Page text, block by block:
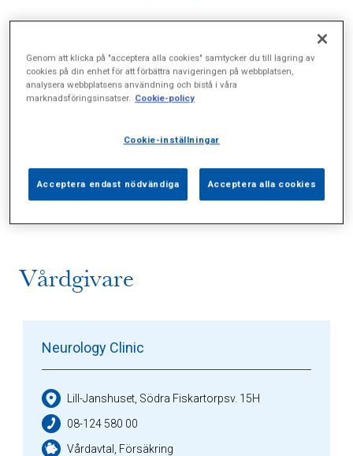
Sidor (0) Press (0) Sophianytt (0)
Vårdgivare
Neurology Clinic
Lill-Janshuset, Södra Fiskartorpsv. 15H
08-124 580 00
Vårdavtal, Försäkring
Genom att klicka på "acceptera alla cookies" samtycker du till lagring av
cookies på din enhet för att förbättra navigeringen på webbplatsen,
analysera webbplatsens användning och bistå i våra
marknadsföringsinsatser. Cookie-policy
Cookie-inställningar
Acceptera endast nödvändiga Acceptera alla cookies